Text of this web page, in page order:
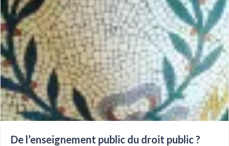
De l’enseignement public du droit public ?